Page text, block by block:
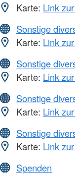
Karte: Link
Sonstige
Karte: Link
Sonstige
Karte: Link
Sonstige
Karte: Link
Sonstige
Karte: Link
Spenden